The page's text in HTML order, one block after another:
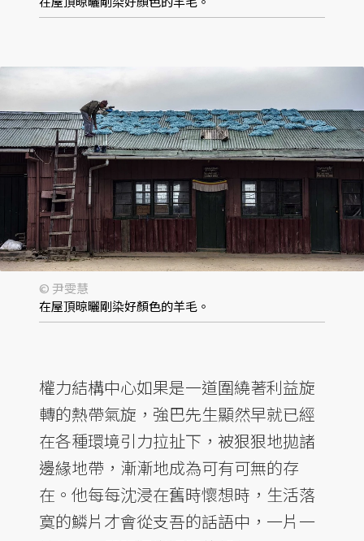
© 尹雯慧
在屋頂晾曬剛染好顏色的羊毛。
權力結構中心如果是一道圍繞著利益旋
轉的熱帶氣旋，強巴先生顯然早就已經
在各種環境引力拉扯下，被狠狠地拋諸
邊緣地帶，漸漸地成為可有可無的存
在。他每每沈浸在舊時懷想時，生活落
寞的鱗片才會從支吾的話語中，一片一